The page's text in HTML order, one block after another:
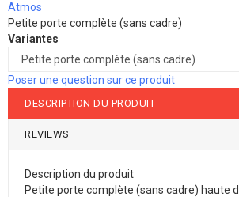
Atmos
Petite porte complète (sans cadre)
Variantes
Poser une question sur ce produit
DESCRIPTION DU PRODUIT
REVIEWS
Description du produit
Petite porte complète (sans cadre) haute